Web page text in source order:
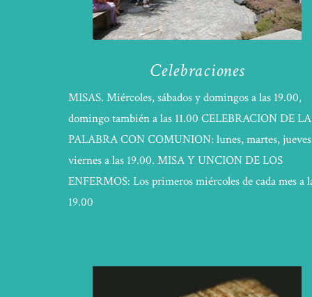
Celebraciones
MISAS. Miércoles, sábados y domingos a las 19.00,
domingo también a las 11.00 CELEBRACION DE LA
PALABRA CON COMUNION: lunes, martes,
viernes a las 19.00. MISA Y UNCION DE LOS
ENFERMOS: Los primeros miércoles de cada mes a
19.00